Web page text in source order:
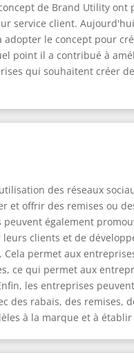
de Brand Utility ont
service client.
le concept pour
point il a contribué à
qui souhaitent créer
des réseaux
et offrir des remises ou
également
clients et de
permet aux
ce qui permet aux
les entreprises
rabais, des remises,
à la marque et à